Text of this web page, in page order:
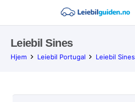
Leiebil Sines
Hjem Leiebil Portugal Leiebil Sines